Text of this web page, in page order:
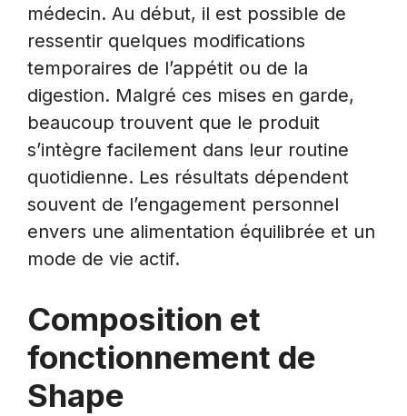
médecin. Au début, il est possible de
ressentir quelques modifications
temporaires de l’appétit ou de la
digestion. Malgré ces mises en garde,
beaucoup trouvent que le produit
s’intègre facilement dans leur routine
quotidienne. Les résultats dépendent
souvent de l’engagement personnel
envers une alimentation équilibrée et un
mode de vie actif.
Composition et
fonctionnement de
Shape